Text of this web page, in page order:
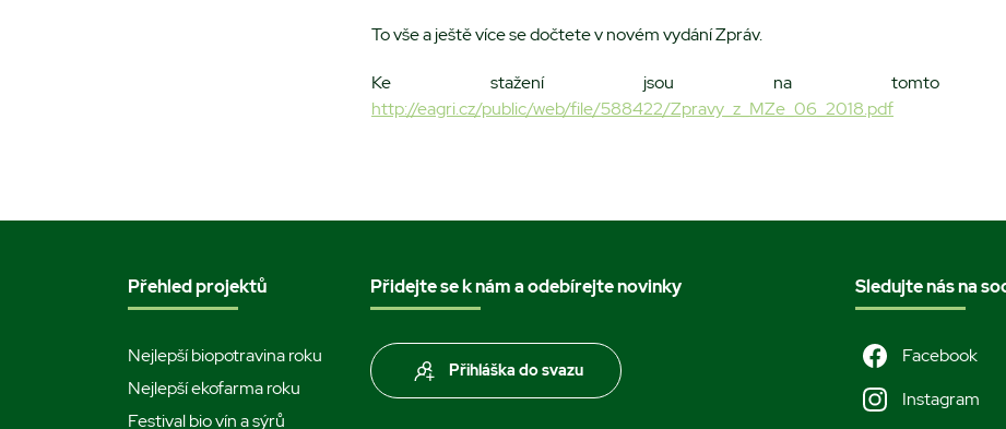
To vše a ještě více se dočtete v novém vydání Zpráv.
Ke stažení jsou na tomto
http://eagri.cz/public/web/file/588422/Zpravy_z_MZe_06_2018.pdf
Přehled projektů
Nejlepší biopotravina roku
Nejlepší ekofarma roku
Festival bio vín a sýrů
Přidejte se k nám a odebírejte novinky
Přihláška do svazu
Sledujte nás na
Facebook
Instagram